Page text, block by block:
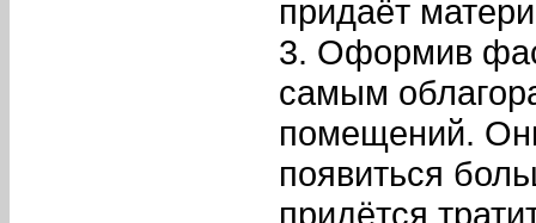
придаёт
3. Оформив
самым
помещений.
появиться
придётся